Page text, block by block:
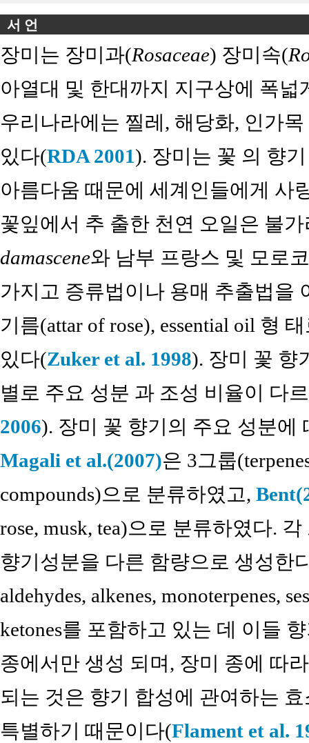
서 언
장미는 장미과(Rosaceae) 장미속(
아열대 및 한대까지 지구상에 폭넓
우리나라에는 찔레, 해당화, 인가
있다(RDA 2001). 장미는 꽃 의 향
아름다움 때문에 세계인들에게 사
꽃잎에서 추 출한 천연 오일은 불
damascene와 남부 프랑스 및 모로
가지고 증류법이나 용매 추출법을
기름(attar of rose), essential oil 형
있다(Zuker et al. 1998). 장미 꽃 향
별로 주요 성분 과 조성 비율이 다
2006). 장미 꽃 향기의 주요 성분에
Magali et al.(2007)은 3그룹
compounds)으로 분류하였고,
rose, musk, tea)으로 분류하였다.
향기성분을 다른 함량으로 생성한
aldehydes, alkenes, monoterpenes,
ketones를 포함하고 있는 데 이들
종에서만 생성 되며, 장미 종에 따
되는 것은 향기 합성에 관여하는
특별하기 때문이다(Flament et al.